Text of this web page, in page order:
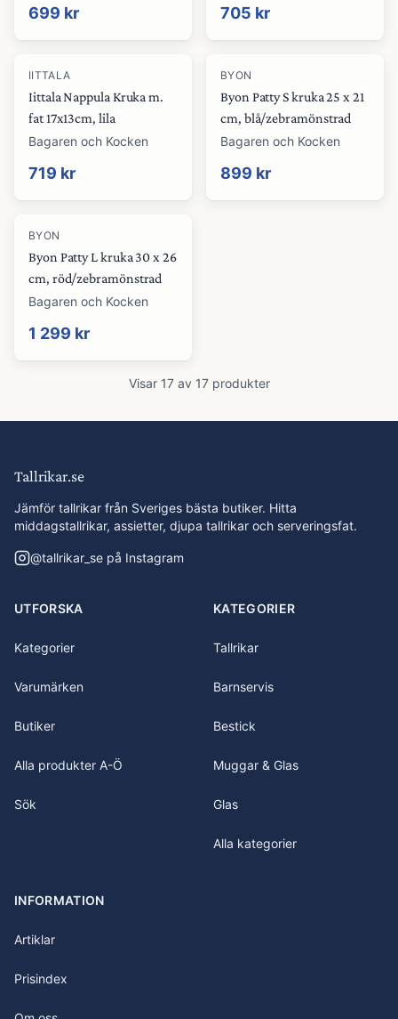
699 kr 705 kr
IITTALA
Iittala Nappula Kruka m.
fat 17x13cm, lila
Bagaren och Kocken
719 kr
BYON
Byon Patty S kruka 25 x 21
cm, blå/zebramönstrad
Bagaren och Kocken
899 kr
BYON
Byon Patty L kruka 30 x 26
cm, röd/zebramönstrad
Bagaren och Kocken
1 299 kr
Visar 17av 17produkter
Tallrikar.se
Jämför tallrikar från Sveriges bästa butiker. Hitta
middagstallrikar, assietter, djupa tallrikar och serveringsfat.
@tallrikar_se på Instagram
UTFORSKA
Kategorier
Varumärken
Butiker
Alla produkter A-Ö
Sök
KATEGORIER
Tallrikar
Barnservis
Bestick
Muggar & Glas
Glas
Alla kategorier
INFORMATION
Artiklar
Prisindex